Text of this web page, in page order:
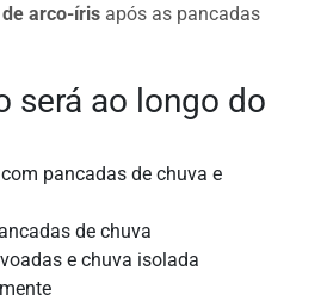
arco-íris após as pancadas
será ao longo do
pancadas de chuva e
de chuva
e chuva isolada